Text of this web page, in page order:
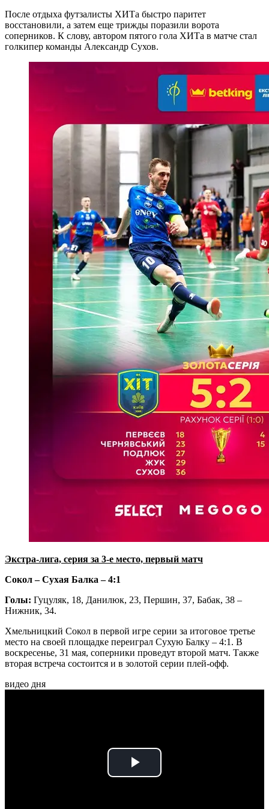
После отдыха футзалисты ХИТа быстро паритет
восстановили, а затем еще трижды поразили ворота
соперников. К слову, автором пятого гола ХИТа в матче стал
голкипер команды Александр Сухов.
Экстра-лига, серия за 3-е место, первый матч
Сокол – Сухая Балка – 4:1
Голы: Гуцуляк, 18, Данилюк, 23, Першин, 37, Бабак, 38 –
Нижник, 34.
Хмельницкий Сокол в первой игре серии за итоговое третье
место на своей площадке переиграл Сухую Балку – 4:1. В
воскресенье, 31 мая, соперники проведут второй матч. Также
вторая встреча состоится и в золотой серии плей-офф.
видео дня
Play